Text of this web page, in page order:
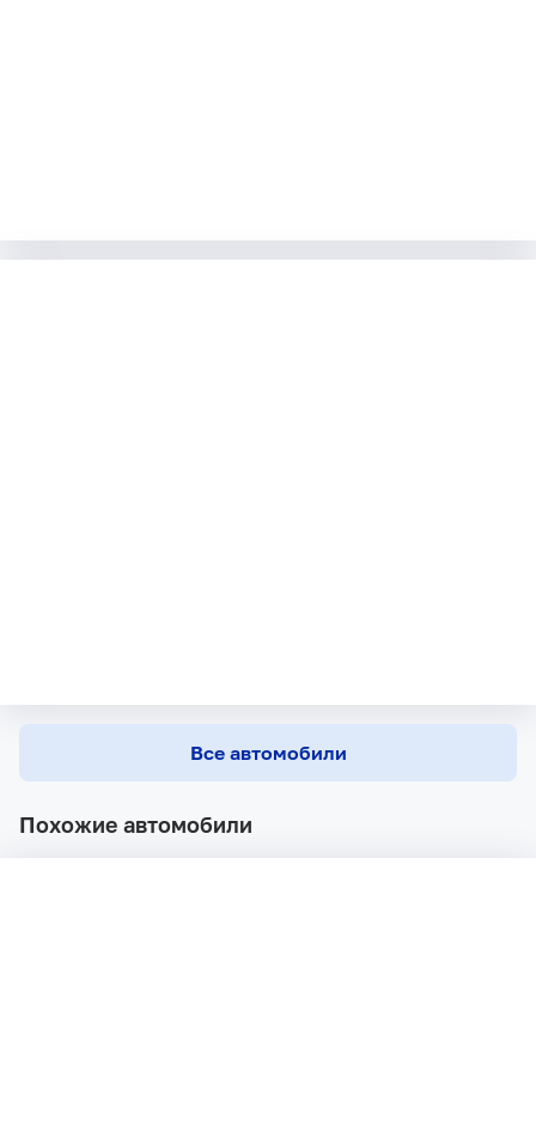
Все автомобили
Похожие автомобили